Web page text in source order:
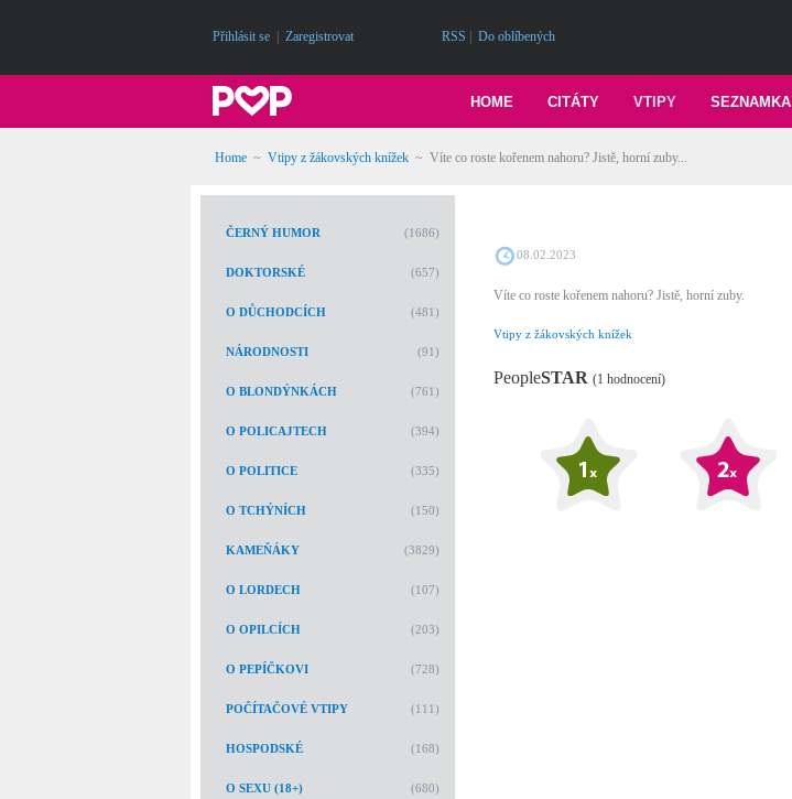
Přihlásit se Zaregistrovat RSS Do oblíbených
SEZNAMKA
VTIPY
CITÁTY
HOME
Home ~ Vtipy z žákovských knížek ~ Víte co roste kořenem nahoru? Jistě, horní zuby...
ČERNÝ HUMOR (1686)
DOKTORSKÉ (657)
O DŮCHODCÍCH (481)
NÁRODNOSTI (91)
O BLONDÝNKÁCH (761)
O POLICAJTECH (394)
O POLITICE (335)
O TCHÝNÍCH (150)
KAMEŇÁKY (3829)
O LORDECH (107)
O OPILCÍCH (203)
O PEPÍČKOVI (728)
POČÍTAČOVÉ VTIPY (111)
HOSPODSKÉ (168)
O SEXU (18+) (680)
08.02.2023
Víte co roste kořenem nahoru? Jistě, horní zuby.
Vtipy z žákovských knížek
PeopleSTAR (1 hodnocení)